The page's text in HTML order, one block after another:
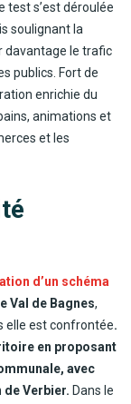
test s’est déroulée
soulignant la
davantage le trafic
publics. Fort de
enrichie du
animations et
et les
d’un schéma
Val de Bagnes,
elle est confrontée.
en proposant
avec
Verbier. Dans le